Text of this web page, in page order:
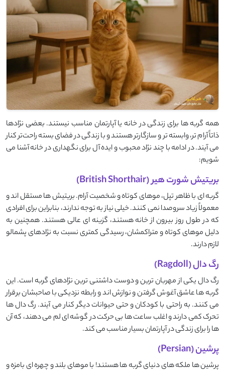
همه گربه ‌ها برای زندگی در خانه یا آپارتمان مناسب نیستند. بعضی نژادها
ذاتاً آرام ‌تر، وابسته ‌تر و سازگارتر هستند و با زندگی در فضای بسته راحت‌تر کنار
می ‌آیند. در ادامه با چند نژاد محبوب و ایده ‌آل برای نگهداری در خانه آشنا می
‌شویم:
بریتیش شورت ‌هیر (British Shorthair)
گربه ‌ای با ظاهر تپل، موهای کوتاه و شخصیت آرام. بریتیش ‌ها مستقل ‌اند و
معمولاً زیاد سروصدا نمی ‌کنند. خیلی نیاز به توجه ندارند، بنابراین برای افرادی
که در طول روز بیرون از خانه هستند، گزینه ‌ای عالی هستند. همچنین به‌
دلیل موهای کوتاه و متراکمشان، رسیدگی کمتری نسبت به نژادهای پشمالو
لازم دارند.
رگ ‌دال (Ragdoll)
رگ ‌دال یکی از مهربان ‌ترین و دوست ‌داشتنی‌ ترین نژادهای گربه است. این
گربه‌ ها عاشق آغوش گرفتن و نوازش ‌اند و رابطه‌ نزدیکی با صاحبشان برقرار
می ‌کنند. به ‌راحتی با کودکان و حتی حیوانات دیگر کنار می ‌آیند. رگ‌ دال‌ ها
تحرک کمی دارند و اغلب ساعت ‌ها بی ‌حرکت در گوشه ‌ای لم می ‌دهند، که آن
‌ها را برای زندگی در آپارتمان بسیار مناسب می ‌کند.
پرشین (Persian)
پرشین ‌ها ملکه ‌های دنیای گربه‌ ها هستند! با موهای بلند و چهره ‌ای بامزه و